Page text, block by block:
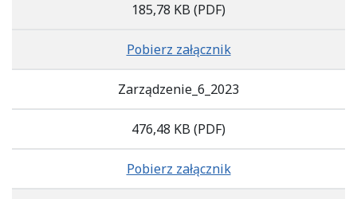
185,78 KB (PDF)
Pobierz załącznik
Zarządzenie_6_2023
476,48 KB (PDF)
Pobierz załącznik